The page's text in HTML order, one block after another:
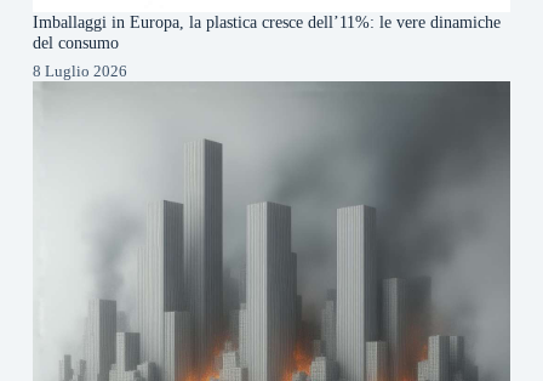
Imballaggi in Europa, la plastica cresce dell’11%: le vere dinamiche
del consumo
8 Luglio 2026